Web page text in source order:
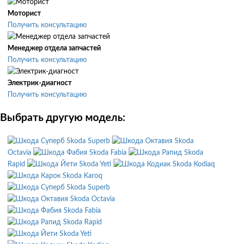
Моторист
Получить консультацию
Менеджер отдела запчастей
Получить консультацию
Электрик-диагност
Получить консультацию
Выбрать другую модель:
Skoda Superb
Skoda
Octavia
Skoda Fabia
Skoda
Rapid
Skoda Yeti
Skoda Kodiaq
Skoda Karoq
Skoda Superb
Skoda Octavia
Skoda Fabia
Skoda Rapid
Skoda Yeti